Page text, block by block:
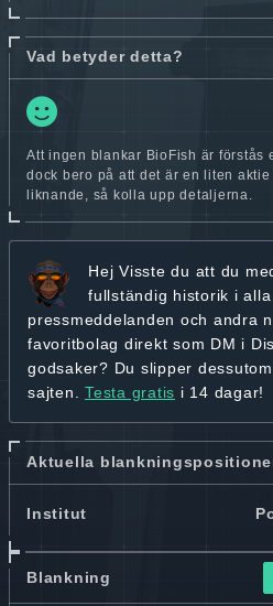
Vad betyder detta?
Att ingen blankar BioFish är förstås
dock bero på att det är en liten
liknande, så kolla upp detaljerna.
Hej Visste du att du
fullständig historik i
pressmeddelanden och andra
favoritbolag direkt som DM i
godsaker? Du slipper
sajten. Testa gratis i 14 dagar!
Aktuella
Institut
Blankning